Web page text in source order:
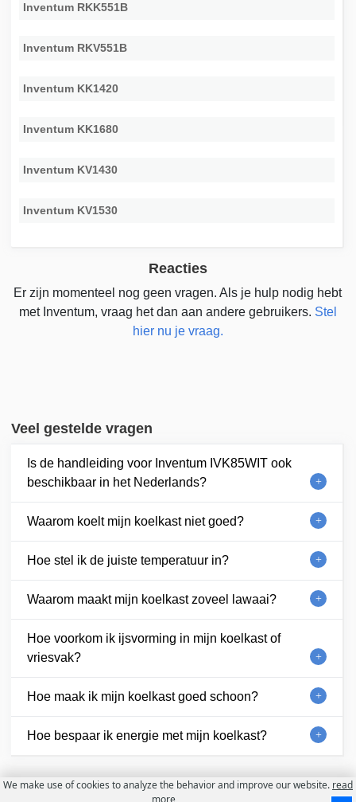
Inventum RKK551B
Inventum RKV551B
Inventum KK1420
Inventum KK1680
Inventum KV1430
Inventum KV1530
Reacties
Er zijn momenteel nog geen vragen. Als je hulp nodig hebt
met Inventum, vraag het dan aan andere gebruikers. Stel
hier nu je vraag.
Veel gestelde vragen
Is de handleiding voor Inventum IVK85WIT ook
beschikbaar in het Nederlands?
Waarom koelt mijn koelkast niet goed?
Hoe stel ik de juiste temperatuur in?
Waarom maakt mijn koelkast zoveel lawaai?
Hoe voorkom ik ijsvorming in mijn koelkast of
vriesvak?
Hoe maak ik mijn koelkast goed schoon?
Hoe bespaar ik energie met mijn koelkast?
We make use of cookies to analyze the behavior and improve our website. read
more